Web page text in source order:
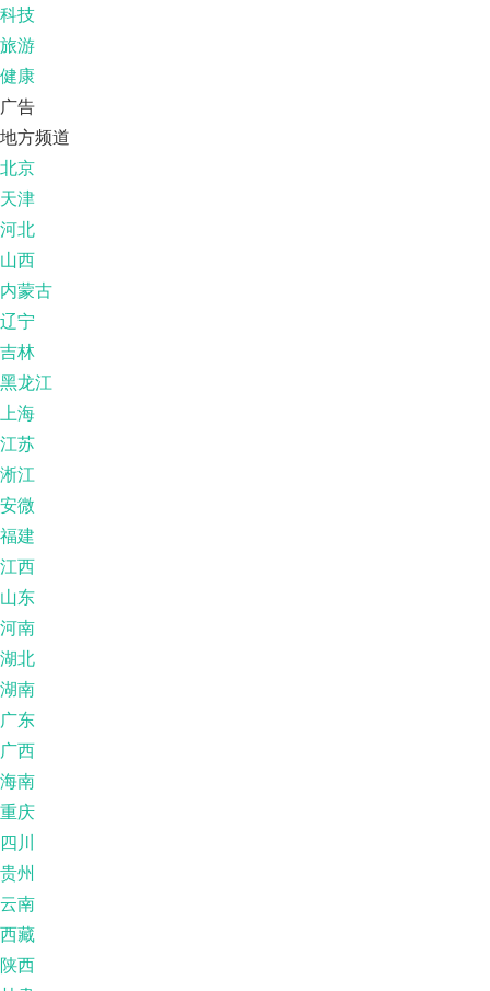
科技
旅游
健康
广告
地方频道
北京
天津
河北
山西
内蒙古
辽宁
吉林
黑龙江
上海
江苏
淅江
安微
福建
江西
山东
河南
湖北
湖南
广东
广西
海南
重庆
四川
贵州
云南
西藏
陕西